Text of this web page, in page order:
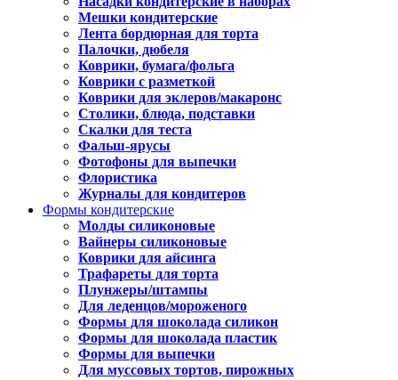
Мешки кондитерские
Лента бордюрная для торта
Палочки, дюбеля
Коврики, бумага/фольга
Коврики с разметкой
Коврики для эклеров/макаронс
Столики, блюда, подставки
Скалки для теста
Фальш-ярусы
Фотофоны для выпечки
Флористика
Журналы для кондитеров
Формы кондитерские
Молды силиконовые
Вайнеры силиконовые
Коврики для айсинга
Трафареты для торта
Плунжеры/штампы
Для леденцов/мороженого
Формы для шоколада силикон
Формы для шоколада пластик
Формы для выпечки
Для муссовых тортов, пирожных